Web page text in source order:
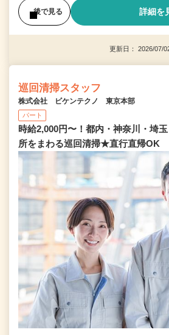
後で見る 詳細を
更新日： 2026/07/
巡回清掃スタッフ
株式会社 ビケンテクノ 東京本部
パート
時給2,000円〜！都内・神奈川・埼
所をまわる巡回清掃★直行直帰OK